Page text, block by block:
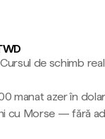
Cursul de schimb real
manat azer în
cu Morse — fără